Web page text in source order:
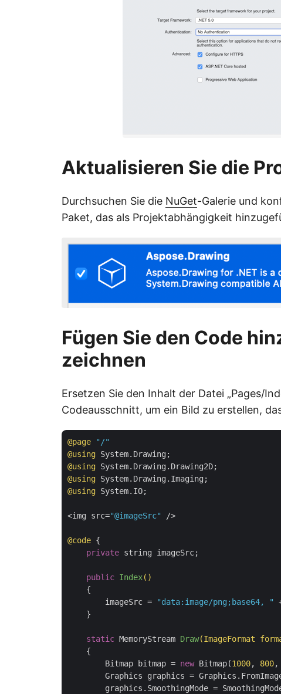
Aktualisieren Sie die
Durchsuchen Sie die NuGet-Galerie und
Paket, das als Projektabhängigkeit
Fügen Sie den Code
zeichnen
Ersetzen Sie den Inhalt der Datei „Pages/
Codeausschnitt, um ein Bild zu erstellen,
@page
"/"
@using
@using
@using
@using System.IO;
<img src="@imageSrc" />
@code {
private string imageSrc;
public Index()
{
        imageSrc =
"data:image/png;base64, "
    }
static MemoryStream Draw(ImageFormat
{
        Bitmap bitmap =
new Bitmap(1000, 800,
Graphics graphics =
graphics.SmoothingMode =